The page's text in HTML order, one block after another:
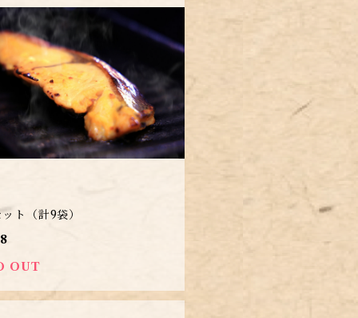
ト（計9袋）
OUT